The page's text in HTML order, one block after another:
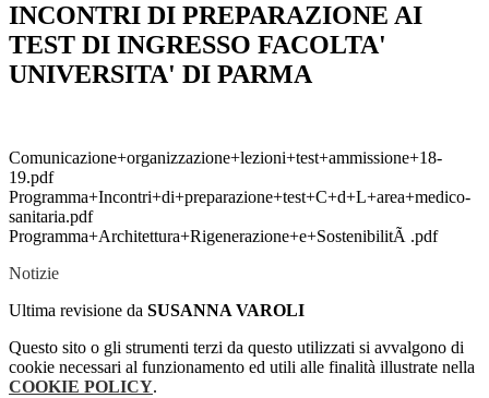
INCONTRI DI PREPARAZIONE AI
TEST DI INGRESSO FACOLTA'
UNIVERSITA' DI PARMA
Comunicazione+organizzazione+lezioni+test+ammissione+18-
19.pdf
Programma+Incontri+di+preparazione+test+C+d+L+area+medico-
sanitaria.pdf
Programma+Architettura+Rigenerazione+e+SostenibilitÃ .pdf
Notizie
Ultima revisione da SUSANNA VAROLI
Questo sito o gli strumenti terzi da questo utilizzati si avvalgono di
cookie necessari al funzionamento ed utili alle finalità illustrate nella
COOKIE POLICY.